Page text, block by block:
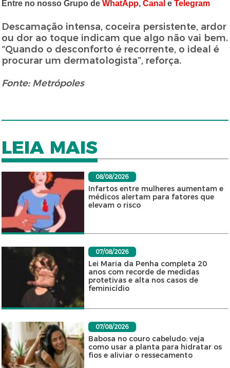
Entre no nosso Grupo deWhatApp,Canal eTelegram
Descamação intensa, coceira persistente, ardor
ou dor ao toque indicam que algo não vai bem.
“Quando o desconforto é recorrente, o ideal é
procurar um dermatologista”, reforça.
Fonte: Metrópoles
LEIA MAIS
08/08/2026
Infartos entre mulheres aumentam e
médicos alertam para fatores que
elevam o risco
07/08/2026
Lei Maria da Penha completa 20
anos com recorde de medidas
protetivas e alta nos casos de
feminicídio
07/08/2026
Babosa no couro cabeludo: veja
como usar a planta para hidratar os
fios e aliviar o ressecamento